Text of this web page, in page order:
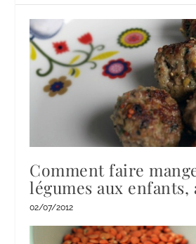
Comment faire
légumes aux enfants,
02/07/2012